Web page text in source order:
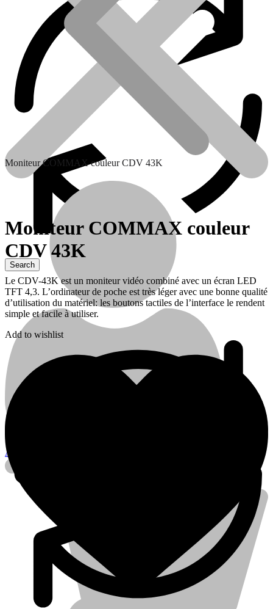
Contactez nous
Account
Moniteur COMMAX couleur CDV 43K
Moniteur COMMAX couleur
CDV 43K
Le CDV-43K est un moniteur vidéo combiné avec un écran LED
TFT 4,3. L’ordinateur de poche est très léger avec une bonne qualité
d’utilisation du matériel: les boutons tactiles de l’interface le rendent
simple et facile à utiliser.
Add to wishlist